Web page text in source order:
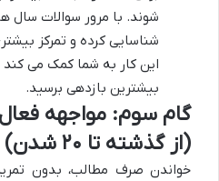
شوند. با مرور سوالات سال
شناسایی کرده و تمرکز
این کار به شما کمک می کند
بیشترین بازدهی برسید.
گام سوم: مواجهه فعال
(از گذشته تا ۲۰ شدن)
خواندن صرف مطالب، بدون